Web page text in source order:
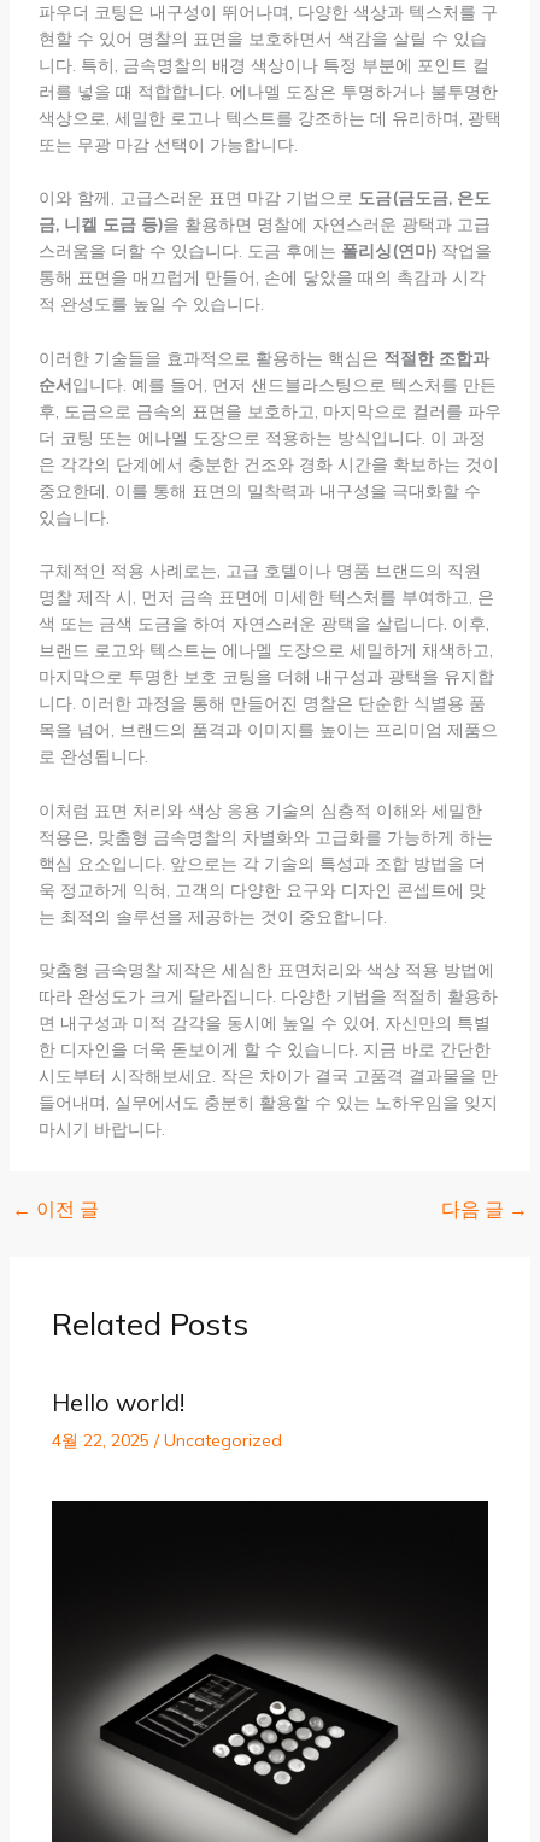
파우더 코팅은 내구성이 뛰어나며, 다양한 색상과 텍스처를 구
현할 수 있어 명찰의 표면을 보호하면서 색감을 살릴 수 있습
니다. 특히, 금속명찰의 배경 색상이나 특정 부분에 포인트 컬
러를 넣을 때 적합합니다. 에나멜 도장은 투명하거나 불투명한
색상으로, 세밀한 로고나 텍스트를 강조하는 데 유리하며, 광택
또는 무광 마감 선택이 가능합니다.
이와 함께, 고급스러운 표면 마감 기법으로 도금(금도금, 은도
금, 니켈 도금 등)을 활용하면 명찰에 자연스러운 광택과 고급
스러움을 더할 수 있습니다. 도금 후에는 폴리싱(연마)작업을
통해 표면을 매끄럽게 만들어, 손에 닿았을 때의 촉감과 시각
적 완성도를 높일 수 있습니다.
이러한 기술들을 효과적으로 활용하는 핵심은 적절한 조합과
순서입니다. 예를 들어, 먼저 샌드블라스팅으로 텍스처를 만든
후, 도금으로 금속의 표면을 보호하고, 마지막으로 컬러를 파우
더 코팅 또는 에나멜 도장으로 적용하는 방식입니다. 이 과정
은 각각의 단계에서 충분한 건조와 경화 시간을 확보하는 것이
중요한데, 이를 통해 표면의 밀착력과 내구성을 극대화할 수
있습니다.
구체적인 적용 사례로는, 고급 호텔이나 명품 브랜드의 직원
명찰 제작 시, 먼저 금속 표면에 미세한 텍스처를 부여하고, 은
색 또는 금색 도금을 하여 자연스러운 광택을 살립니다. 이후,
브랜드 로고와 텍스트는 에나멜 도장으로 세밀하게 채색하고,
마지막으로 투명한 보호 코팅을 더해 내구성과 광택을 유지합
니다. 이러한 과정을 통해 만들어진 명찰은 단순한 식별용 품
목을 넘어, 브랜드의 품격과 이미지를 높이는 프리미엄 제품으
로 완성됩니다.
이처럼 표면 처리와 색상 응용 기술의 심층적 이해와 세밀한
적용은, 맞춤형 금속명찰의 차별화와 고급화를 가능하게 하는
핵심 요소입니다. 앞으로는 각 기술의 특성과 조합 방법을 더
욱 정교하게 익혀, 고객의 다양한 요구와 디자인 콘셉트에 맞
는 최적의 솔루션을 제공하는 것이 중요합니다.
맞춤형 금속명찰 제작은 세심한 표면처리와 색상 적용 방법에
따라 완성도가 크게 달라집니다. 다양한 기법을 적절히 활용하
면 내구성과 미적 감각을 동시에 높일 수 있어, 자신만의 특별
한 디자인을 더욱 돋보이게 할 수 있습니다. 지금 바로 간단한
시도부터 시작해보세요. 작은 차이가 결국 고품격 결과물을 만
들어내며, 실무에서도 충분히 활용할 수 있는 노하우임을 잊지
마시기 바랍니다.
← 이전 글 다음 글 →
Related Posts
Hello world!
4월 22, 2025 /Uncategorized